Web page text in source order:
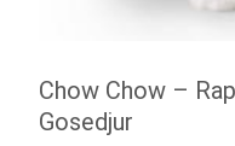
Chow Chow –
Gosedjur